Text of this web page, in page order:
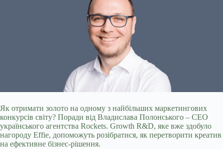
Як отримати золото на одному з найбільших маркетингових
конкурсів світу? Поради від Владислава Полонського – СЕО
українського агентства Rockets. Growth R&D, яке вже здобуло
нагороду Effie, допоможуть розібратися, як перетворити креатив
на ефективне бізнес-рішення.